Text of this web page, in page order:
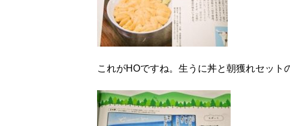
これがHOですね。生うに丼と朝獲れセット